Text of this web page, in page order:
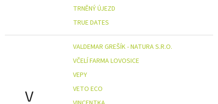
TRNĚNÝ ÚJEZD
TRUE DATES
V
VALDEMAR GREŠÍK - NATURA S.R.O.
VČELÍ FARMA LOVOSICE
VEPY
VETO ECO